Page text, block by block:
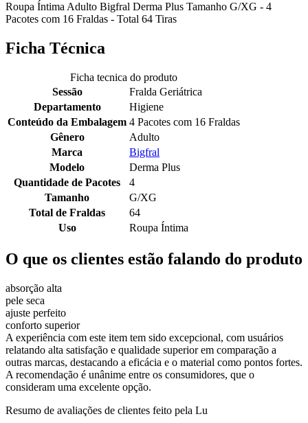
Roupa Íntima Adulto Bigfral Derma Plus Tamanho G/XG - 4
Pacotes com 16 Fraldas - Total 64 Tiras
Ficha Técnica
Ficha tecnica do produto
Sessão
Fralda Geriátrica
Departamento
Higiene
Conteúdo da Embalagem 4 Pacotes com 16 Fraldas
Gênero
Adulto
Marca
Bigfral
Modelo
Derma Plus
Quantidade de Pacotes
4
Tamanho
G/XG
Total de Fraldas
64
Uso
Roupa Íntima
O que os clientes estão falando do produto
absorção alta
pele seca
ajuste perfeito
conforto superior
A experiência com este item tem sido excepcional, com usuários
relatando alta satisfação e qualidade superior em comparação a
outras marcas, destacando a eficácia e o material como pontos fortes.
A recomendação é unânime entre os consumidores, que o
consideram uma excelente opção.
Resumo de avaliações de clientes feito pela Lu